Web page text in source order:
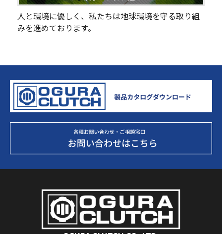
人と環境に優しく、私たちは地球環境を守る取り組
みを進めております。